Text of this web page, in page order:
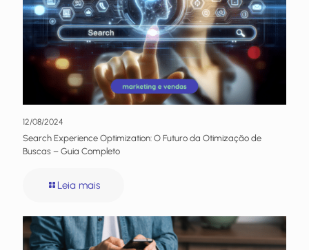
12/08/2024
Search Experience Optimization: O Futuro da Otimização de
Buscas – Guia Completo
Leia mais